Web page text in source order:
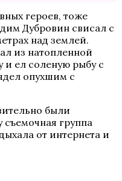
героев, тоже
Дубровин свисал с
над землей.
из натопленной
и ел соленую рыбу с
опухшим с
были
группа
от интернета и